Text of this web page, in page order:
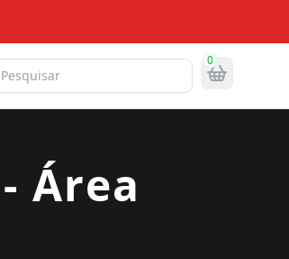
global 0
Área